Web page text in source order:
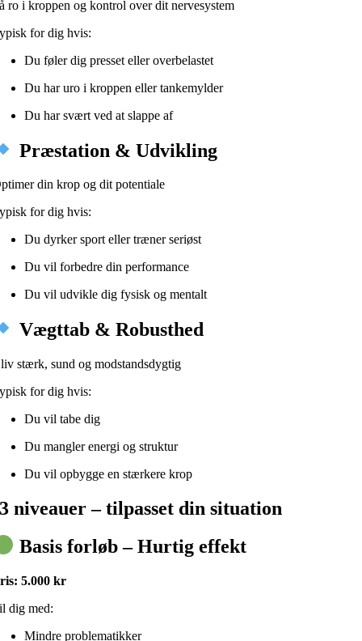
ro i kroppen og kontrol over dit nervesystem
for dig hvis:
Du føler dig presset eller overbelastet
Du har uro i kroppen eller tankemylder
Du har svært ved at slappe af
Præstation & Udvikling
din krop og dit potentiale
for dig hvis:
Du dyrker sport eller træner seriøst
Du vil forbedre din performance
Du vil udvikle dig fysisk og mentalt
Vægttab & Robusthed
stærk, sund og modstandsdygtig
for dig hvis:
Du vil tabe dig
Du mangler energi og struktur
Du vil opbygge en stærkere krop
3 niveauer – tilpasset din situation
Basis forløb – Hurtig effekt
5.000 kr
dig med:
Mindre problematikker